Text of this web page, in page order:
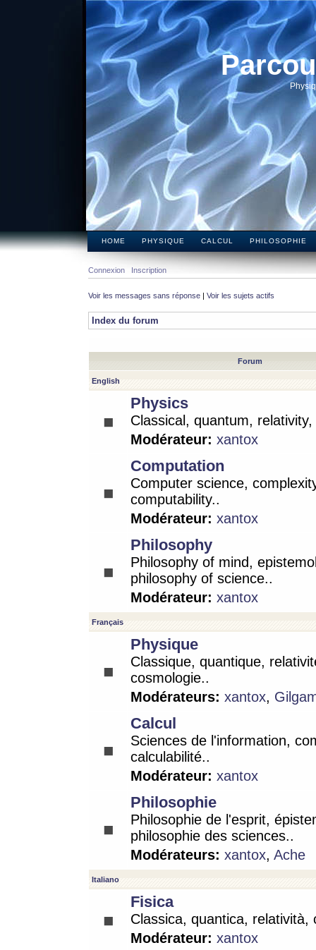
HOME PHYSIQUE CALCUL PHILOSOPHIE
Connexion Inscription
Voir les messages sans réponse | Voir les sujets actifs
Index du forum
Forum
English
Physics
Classical, quantum,
Modérateur: xantox
Computation
Computer science,
computability..
Modérateur: xantox
Philosophy
Philosophy of mind,
philosophy of science..
Modérateur: xantox
Français
Physique
Classique, quantique,
cosmologie..
Modérateurs: xantox,
Calcul
Sciences de l'information,
calculabilité..
Modérateur: xantox
Philosophie
Philosophie de l'esprit,
philosophie des sciences..
Modérateurs: xantox, Ache
Italiano
Fisica
Classica, quantica, relatività,
Modérateur: xantox